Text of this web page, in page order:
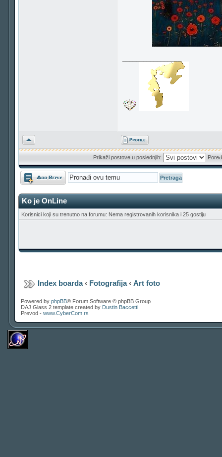
Vrh
Prikaži postove u poslednjih:
Odgovori
Ko je OnLine
Korisnici koji su trenutno na forumu: Nema registrovanih korisnika i 25 gostiju
Index boarda‹ Fotografija‹Art foto
Powered by phpBB® Forum Software © phpBB Group
DAJ Glass 2 template created by Dustin Baccetti
Prevod - www.CyberCom.rs